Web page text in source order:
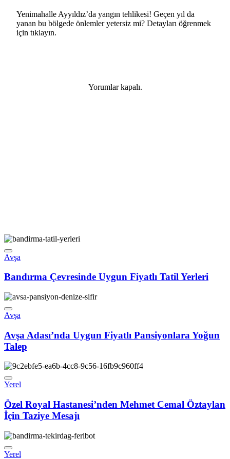
Yenimahalle Ayyıldız’da yangın tehlikesi! Geçen yıl da
yanan bu bölgede önlemler yetersiz mi? Detayları öğrenmek
için tıklayın.
Yorumlar kapalı.
Avşa
Bandırma Çevresinde Uygun Fiyatlı Tatil Yerleri
Avşa
Avşa Adası’nda Uygun Fiyatlı Pansiyonlara Yoğun
Talep
Yerel
Özel Royal Hastanesi’nden Mehmet Cemal Öztaylan
İçin Taziye Mesajı
Yerel